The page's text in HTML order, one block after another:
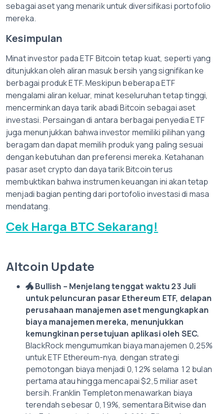
sebagai aset yang menarik untuk diversifikasi portofolio
mereka.
Kesimpulan
Minat investor pada ETF Bitcoin tetap kuat, seperti yang
ditunjukkan oleh aliran masuk bersih yang signifikan ke
berbagai produk ETF. Meskipun beberapa ETF
mengalami aliran keluar, minat keseluruhan tetap tinggi,
mencerminkan daya tarik abadi Bitcoin sebagai aset
investasi. Persaingan di antara berbagai penyedia ETF
juga menunjukkan bahwa investor memiliki pilihan yang
beragam dan dapat memilih produk yang paling sesuai
dengan kebutuhan dan preferensi mereka. Ketahanan
pasar aset crypto dan daya tarik Bitcoin terus
membuktikan bahwa instrumen keuangan ini akan tetap
menjadi bagian penting dari portofolio investasi di masa
mendatang.
Cek Harga BTC Sekarang!
Altcoin Update
🐲Bullish – Menjelang tenggat waktu 23 Juli
untuk peluncuran pasar Ethereum ETF, delapan
perusahaan manajemen aset mengungkapkan
biaya manajemen mereka, menunjukkan
kemungkinan persetujuan aplikasi oleh SEC.
BlackRock mengumumkan biaya manajemen 0,25%
untuk ETF Ethereum-nya, dengan strategi
pemotongan biaya menjadi 0,12% selama 12 bulan
pertama atau hingga mencapai $2,5 miliar aset
bersih. Franklin Templeton menawarkan biaya
terendah sebesar 0,19%, sementara Bitwise dan